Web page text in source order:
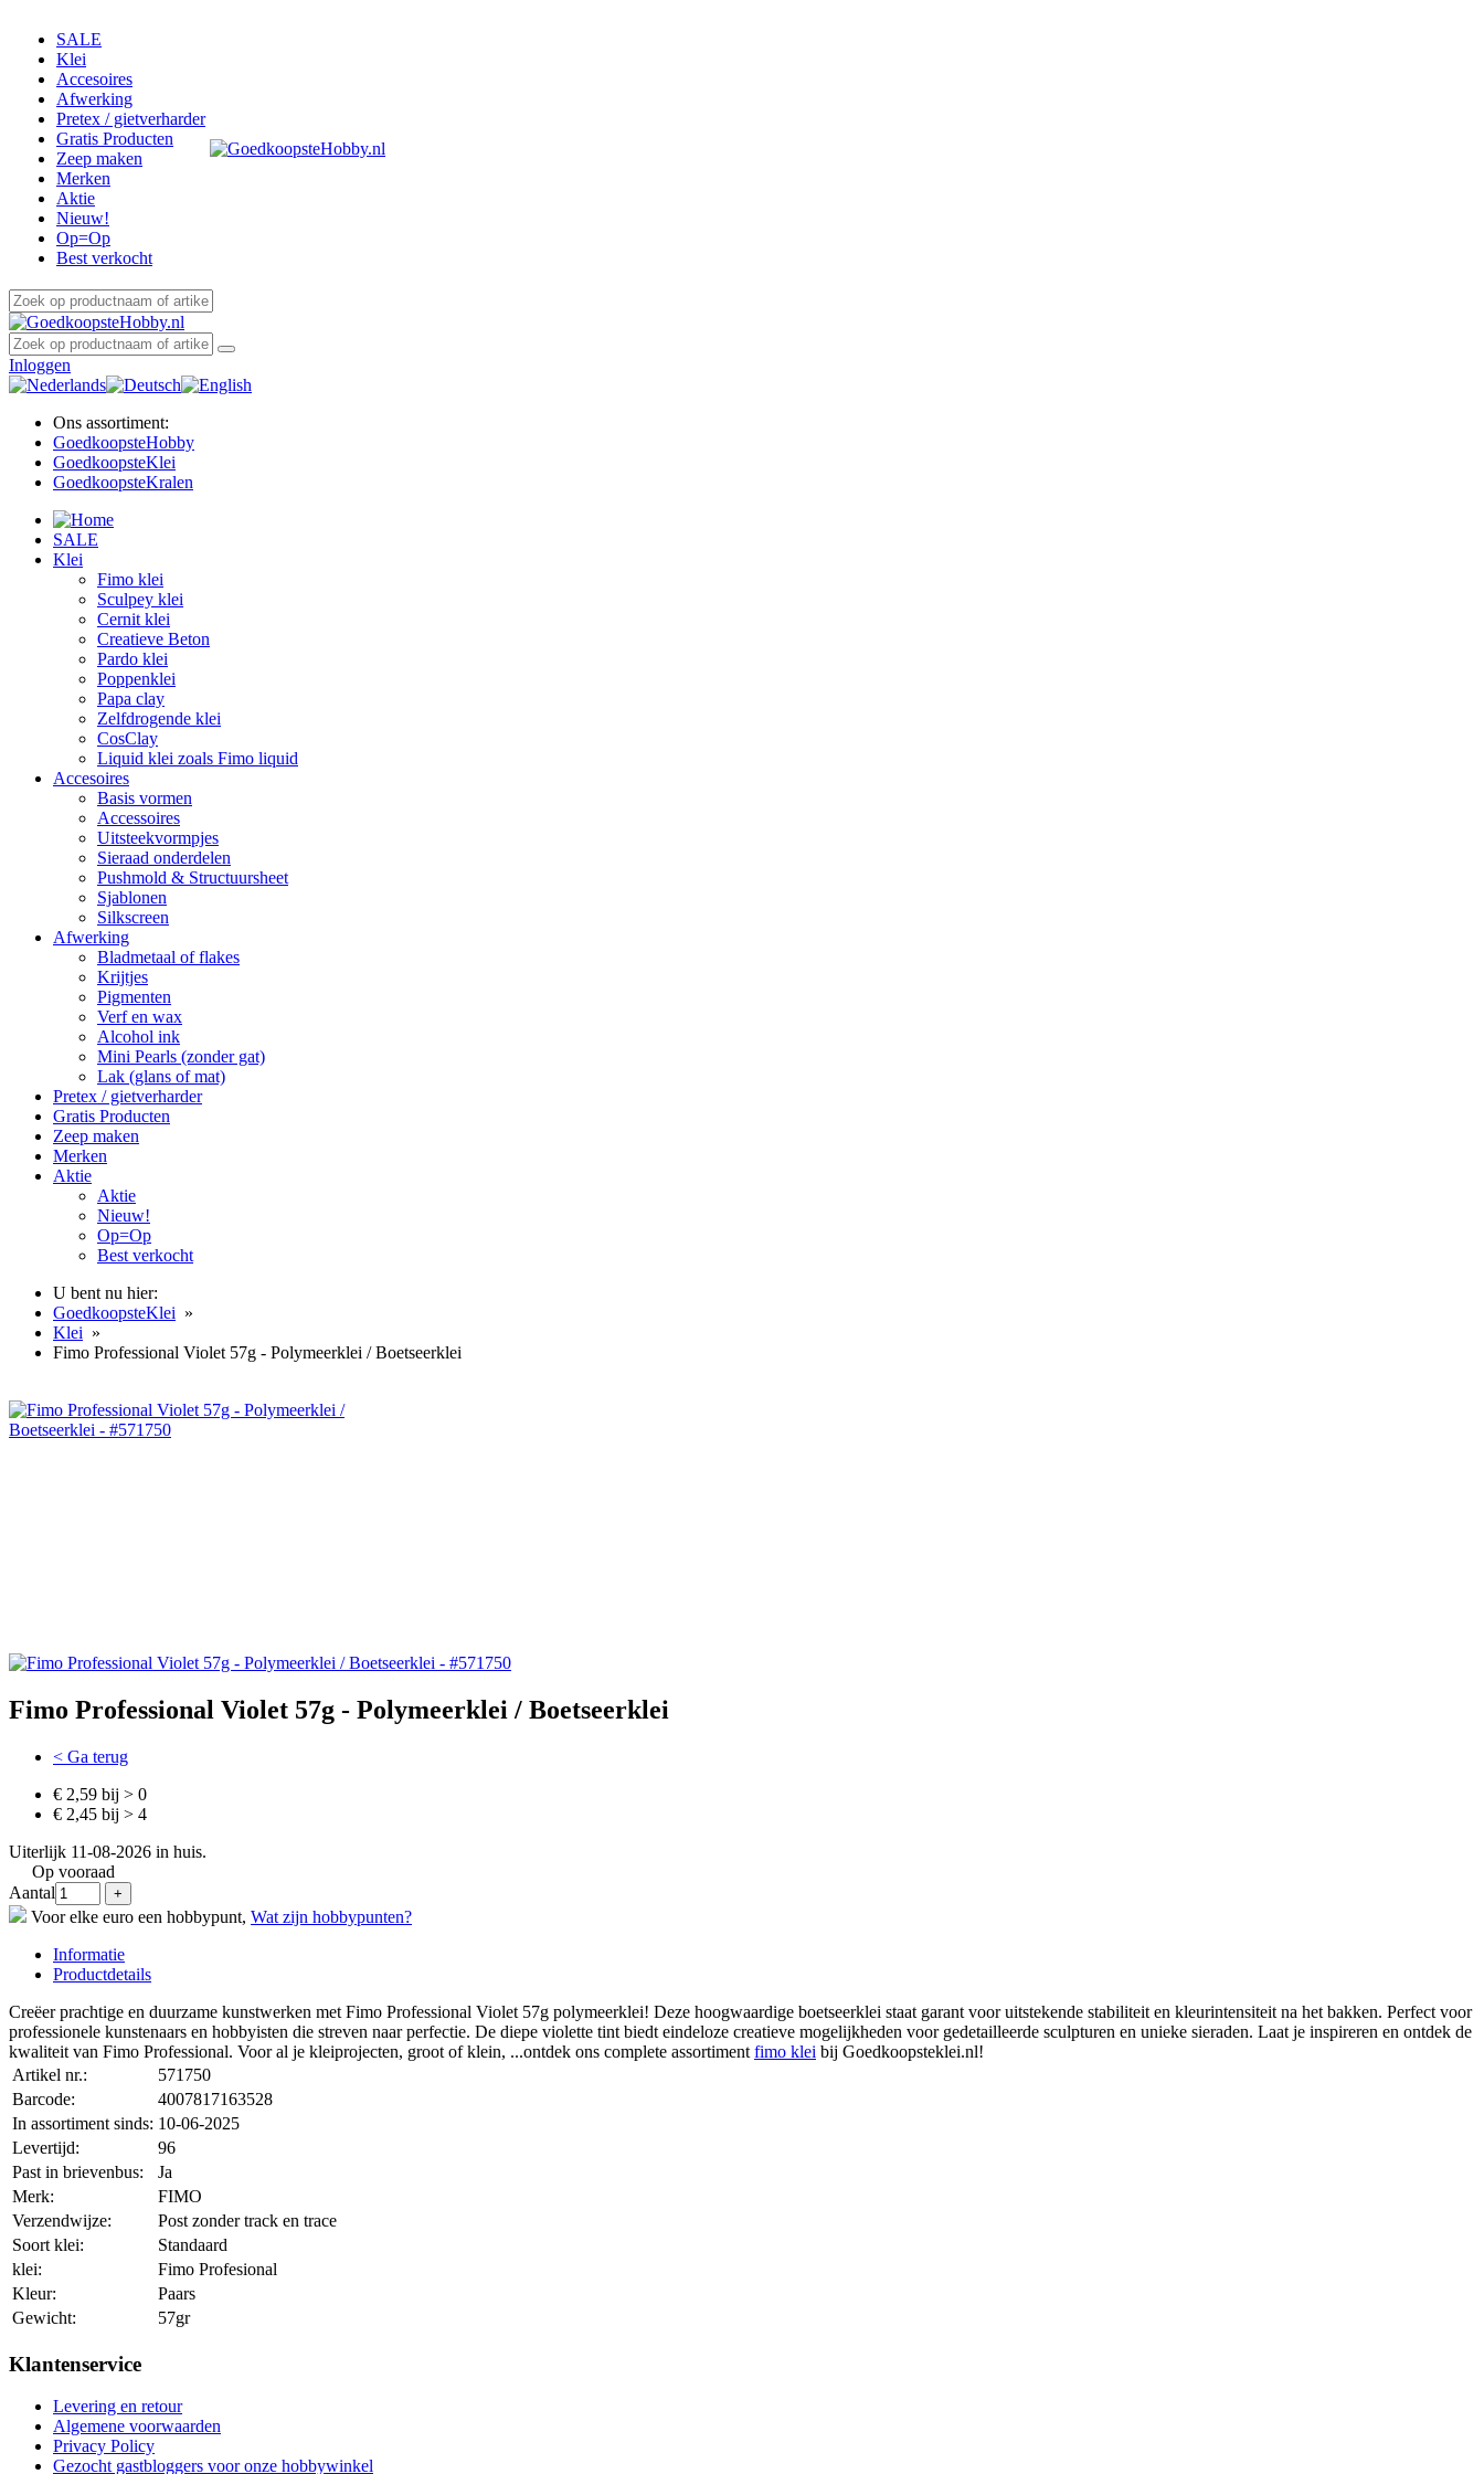
SALE
Klei
Accesoires
Afwerking
Pretex / gietverharder
Gratis Producten
Zeep maken
Merken
Aktie
Nieuw!
Op=Op
Best verkocht
Inloggen
Ons assortiment:
GoedkoopsteHobby
GoedkoopsteKlei
GoedkoopsteKralen
SALE
Klei
Fimo klei
Sculpey klei
Cernit klei
Creatieve Beton
Pardo klei
Poppenklei
Papa clay
Zelfdrogende klei
CosClay
Liquid klei zoals Fimo liquid
Accesoires
Basis vormen
Accessoires
Uitsteekvormpjes
Sieraad onderdelen
Pushmold & Structuursheet
Sjablonen
Silkscreen
Afwerking
Bladmetaal of flakes
Krijtjes
Pigmenten
Verf en wax
Alcohol ink
Mini Pearls (zonder gat)
Lak (glans of mat)
Pretex / gietverharder
Gratis Producten
Zeep maken
Merken
Aktie
Aktie
Nieuw!
Op=Op
Best verkocht
U bent nu hier:
GoedkoopsteKlei »
Klei »
Fimo Professional Violet 57g - Polymeerklei / Boetseerklei
Fimo Professional Violet 57g - Polymeerklei / Boetseerklei
< Ga terug
€ 2,59 bij > 0
€ 2,45 bij > 4
Uiterlijk 11-08-2026 in huis.
Op vooraad
Aantal
Voor elke euro een hobbypunt, Wat zijn hobbypunten?
Informatie
Productdetails
Creëer prachtige en duurzame kunstwerken met Fimo Professional Violet 57g polymeerklei! Deze hoogwaardige boetseerklei staat garant voor uitstekende stabiliteit en kleurintensiteit na het bakken. Perfect voor
professionele kunstenaars en hobbyisten die streven naar perfectie. De diepe violette tint biedt eindeloze creatieve mogelijkheden voor gedetailleerde sculpturen en unieke sieraden. Laat je inspireren en ontdek de
kwaliteit van Fimo Professional. Voor al je kleiprojecten, groot of klein, ...ontdek ons complete assortiment fimo klei bij Goedkoopsteklei.nl!
Artikel nr.:
571750
Barcode:
4007817163528
In assortiment sinds: 10-06-2025
Levertijd:
96
Past in brievenbus:
Ja
Merk:
FIMO
Verzendwijze:
Post zonder track en trace
Soort klei:
Standaard
klei:
Fimo Profesional
Kleur:
Paars
Gewicht:
57gr
Klantenservice
Levering en retour
Algemene voorwaarden
Privacy Policy
Gezocht gastbloggers voor onze hobbywinkel